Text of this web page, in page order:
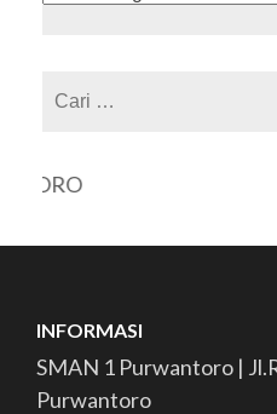
INFORMASI
SMAN 1 Purwantoro |
Purwantoro